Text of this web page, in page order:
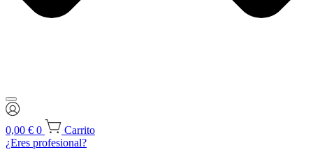
0,00 € 0
Carrito
¿Eres profesional?